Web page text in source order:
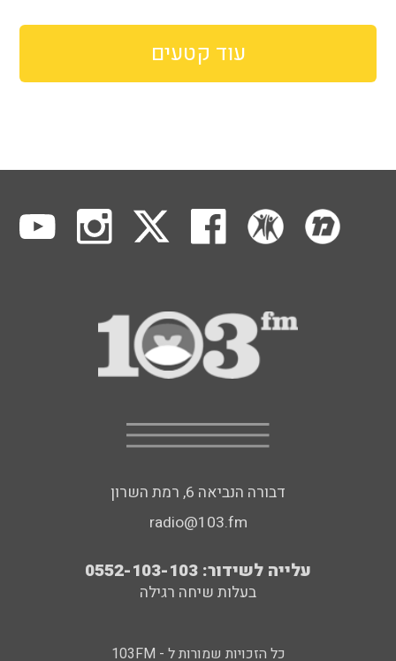
עוד קטעים
דבורה הנביאה 6, רמת השרון
radio@103.fm
עלייה לשידור: 0552-103-103
בעלות שיחה רגילה
כל הזכויות שמורות ל - 103FM